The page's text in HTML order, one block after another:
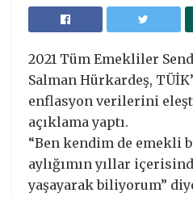
2021 Tüm Emekliler
Salman Hürkardeş,
enflasyon verilerini
açıklama yaptı.
“Ben kendim de emekli
aylığımın yıllar
yaşayarak biliyorum”